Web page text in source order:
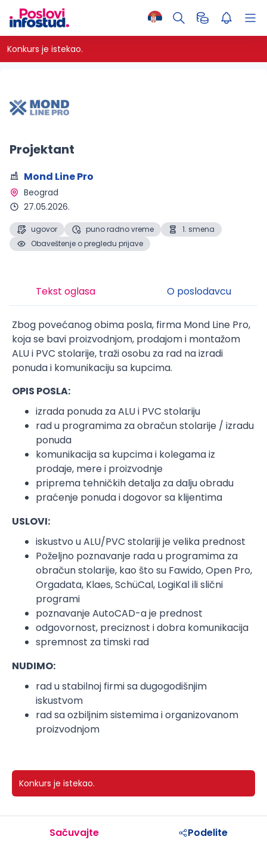
Konkurs je istekao.
Projektant
Mond Line Pro
Beograd
27.05.2026.
ugovor puno radno vreme
1. smena
Obaveštenje o pregledu prijave
Tekst oglasa O poslodavcu
Zbog povećanog obima posla, firma Mond Line Pro,
koja se bavi proizvodnjom, prodajom i montažom
ALU i PVC stolarije, traži osobu za rad na izradi
ponuda i komunikaciju sa kupcima.
OPIS POSLA:
izrada ponuda za ALU i PVC stolariju
rad u programima za obračun stolarije / izradu
ponuda
komunikacija sa kupcima i kolegama iz
prodaje, mere i proizvodnje
priprema tehničkih detalja za dalju obradu
praćenje ponuda i dogovor sa klijentima
USLOVI:
iskustvo u ALU/PVC stolariji je velika prednost
Poželjno poznavanje rada u programima za
obračun stolarije, kao što su Fawido, Open Pro,
Orgadata, Klaes, SchüCal, LogiKal ili slični
programi
poznavanje AutoCAD-a je prednost
odgovornost, preciznost i dobra komunikacija
spremnost za timski rad
NUDIMO:
rad u stabilnoj firmi sa dugogodišnjim
iskustvom
rad sa ozbiljnim sistemima i organizovanom
proizvodnjom
Konkurs je istekao.
Sačuvajte Podelite